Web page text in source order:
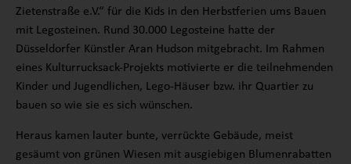
Zietenstraße e.V.“ für die Kids in den Herbstferien ums Bauen
mit Legosteinen. Rund 30.000 Legosteine hatte der
Düsseldorfer Künstler Aran Hudson mitgebracht. Im Rahmen
eines Kulturrucksack-Projekts motivierte er die teilnehmenden
Kinder und Jugendlichen, Lego-Häuser bzw. ihr Quartier zu
bauen so wie sie es sich wünschen.
Heraus kamen lauter bunte, verrückte Gebäude, meist
gesäumt von grünen Wiesen mit ausgiebigen Blumenrabatten